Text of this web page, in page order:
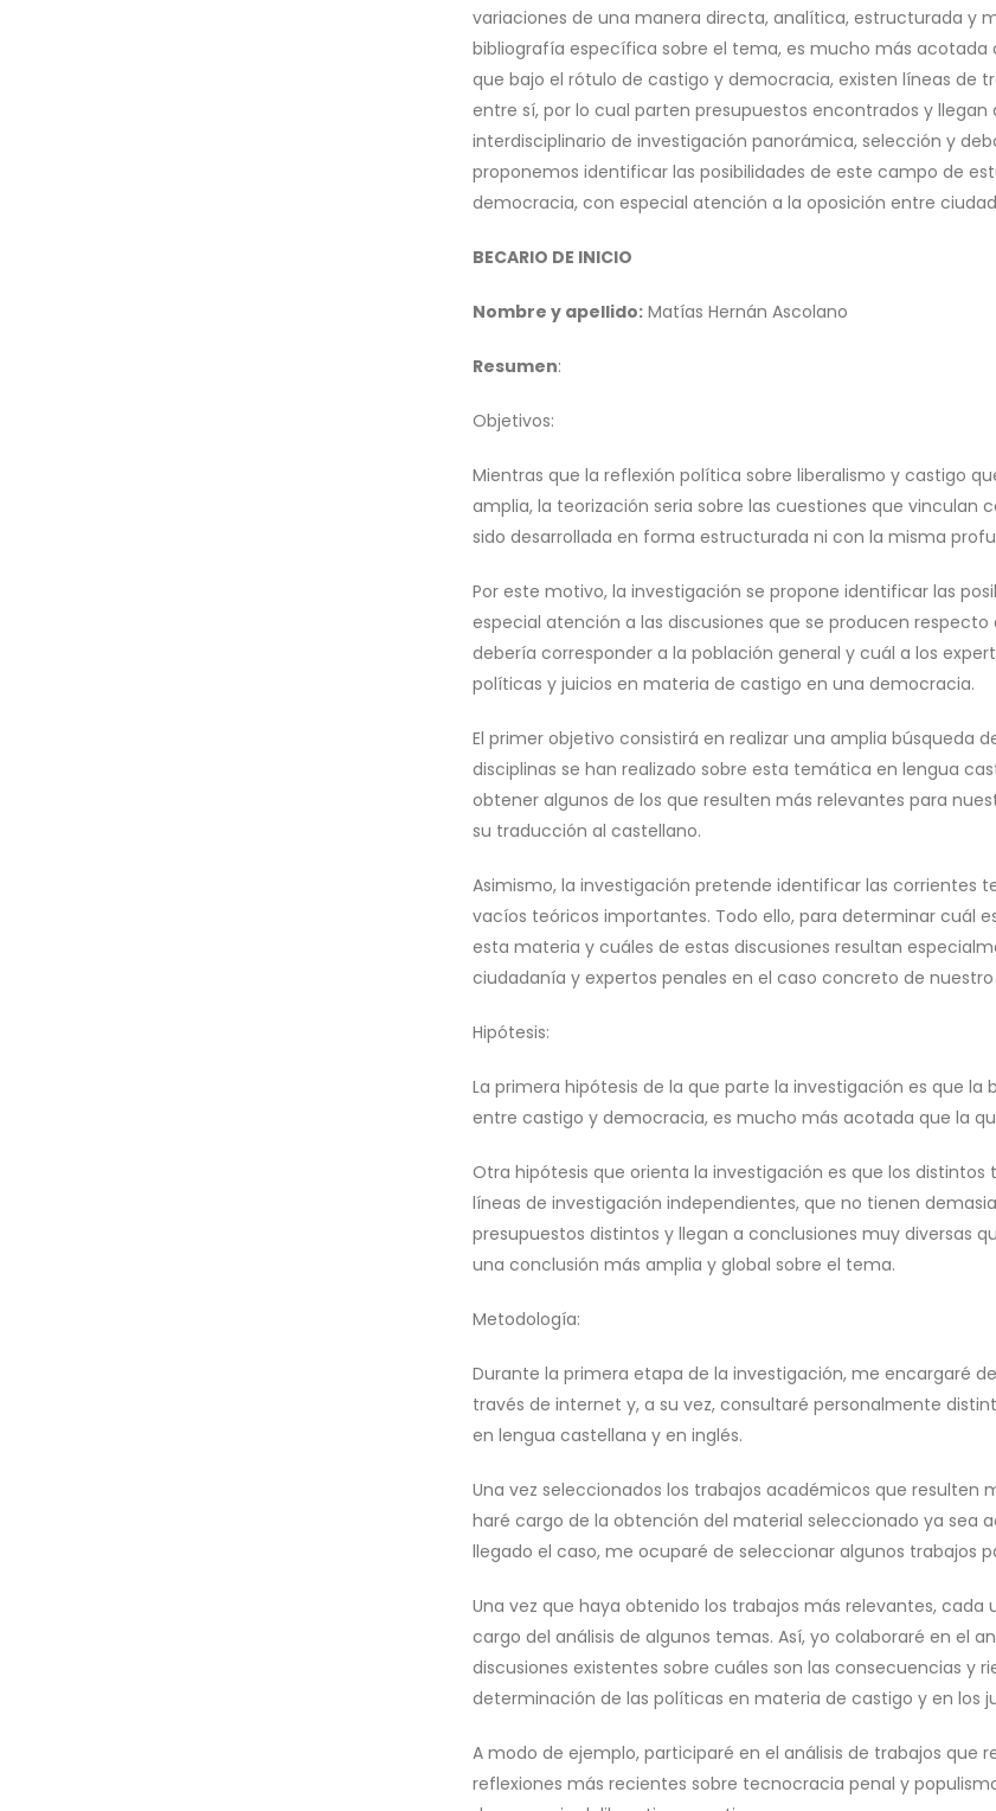
variaciones de una manera directa, analítica, estructurada y
bibliografía específica sobre el tema, es mucho más
que bajo el rótulo de castigo y democracia, existen líneas de
entre sí, por lo cual parten presupuestos encontrados y
interdisciplinario de investigación panorámica, selección y
proponemos identificar las posibilidades de este campo de
democracia, con especial atención a la oposición entre
BECARIO DE INICIO
Nombre y apellido: Matías Hernán Ascolano
Resumen:
Objetivos:
Mientras que la reflexión política sobre liberalismo y castigo
amplia, la teorización seria sobre las cuestiones que
sido desarrollada en forma estructurada ni con la misma
Por este motivo, la investigación se propone identificar las
especial atención a las discusiones que se producen
debería corresponder a la población general y cuál a los
políticas y juicios en materia de castigo en una democracia.
El primer objetivo consistirá en realizar una amplia búsqueda
disciplinas se han realizado sobre esta temática en lengua
obtener algunos de los que resulten más relevantes para
su traducción al castellano.
Asimismo, la investigación pretende identificar las corrientes
vacíos teóricos importantes. Todo ello, para determinar cuál
esta materia y cuáles de estas discusiones resultan
ciudadanía y expertos penales en el caso concreto de nuestro
Hipótesis:
La primera hipótesis de la que parte la investigación es que
entre castigo y democracia, es mucho más acotada que la
Otra hipótesis que orienta la investigación es que los
líneas de investigación independientes, que no tienen
presupuestos distintos y llegan a conclusiones muy diversas
una conclusión más amplia y global sobre el tema.
Metodología:
Durante la primera etapa de la investigación, me encargaré
través de internet y, a su vez, consultaré personalmente
en lengua castellana y en inglés.
Una vez seleccionados los trabajos académicos que resulten
haré cargo de la obtención del material seleccionado ya sea
llegado el caso, me ocuparé de seleccionar algunos trabajos
Una vez que haya obtenido los trabajos más relevantes,
cargo del análisis de algunos temas. Así, yo colaboraré en el
discusiones existentes sobre cuáles son las consecuencias y
determinación de las políticas en materia de castigo y en los
A modo de ejemplo, participaré en el análisis de trabajos que
reflexiones más recientes sobre tecnocracia penal y